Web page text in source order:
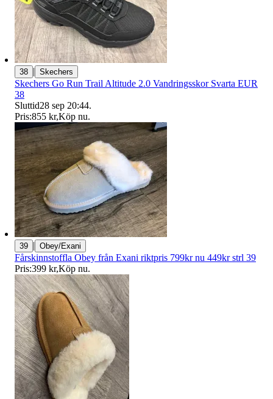
38 | Skechers
Skechers Go Run Trail Altitude 2.0 Vandringsskor Svarta EUR
38
Sluttid28 sep 20:44.
Pris:855 kr,Köp nu.
39 | Obey/Exani
Fårskinnstoffla Obey från Exani riktpris 799kr nu 449kr strl 39
Pris:399 kr,Köp nu.